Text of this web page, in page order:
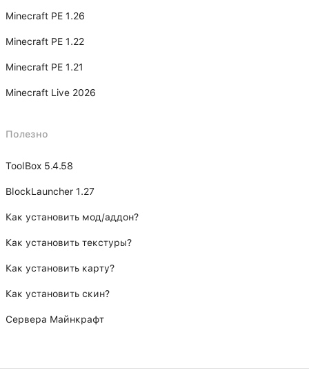
Minecraft PE 1.26
Minecraft PE 1.22
Minecraft PE 1.21
Minecraft Live 2026
Полезно
ToolBox 5.4.58
BlockLauncher 1.27
Как установить мод/аддон?
Как установить текстуры?
Как установить карту?
Как установить скин?
Сервера Майнкрафт